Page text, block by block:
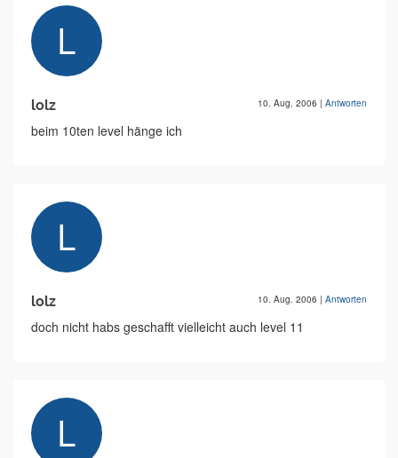
lolz 10. Aug. 2006 | Antworten
beim 10ten level hänge ich
lolz 10. Aug. 2006 | Antworten
doch nicht habs geschafft vielleicht auch level 11